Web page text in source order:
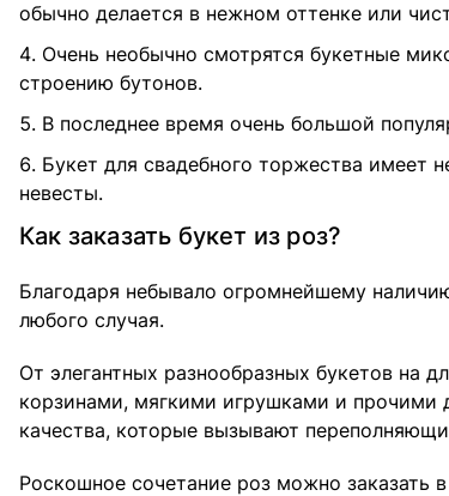
обычно делается в нежном оттенке или
Очень необычно смотрятся букетные
строению бутонов.
В последнее время очень большой
Букет для свадебного торжества имеет
невесты.
Как заказать букет из роз?
Благодаря небывало огромнейшему
любого случая.
От элегантных разнообразных букетов на
корзинами, мягкими игрушками и прочими
качества, которые вызывают
Роскошное сочетание роз можно заказать